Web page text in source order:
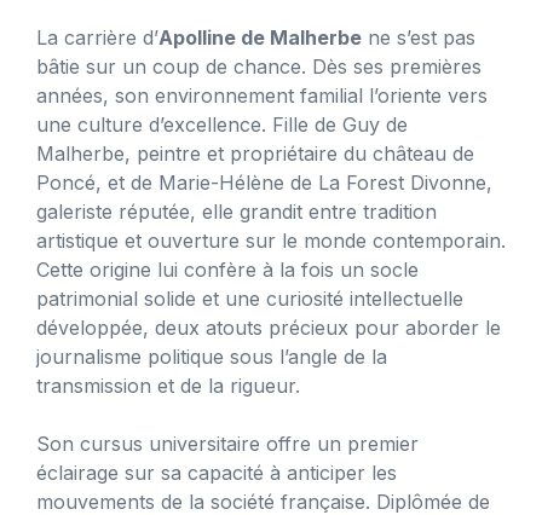
La carrière d’Apolline de Malherbe ne s’est pas
bâtie sur un coup de chance. Dès ses premières
années, son environnement familial l’oriente vers
une culture d’excellence. Fille de Guy de
Malherbe, peintre et propriétaire du château de
Poncé, et de Marie-Hélène de La Forest Divonne,
galeriste réputée, elle grandit entre tradition
artistique et ouverture sur le monde contemporain.
Cette origine lui confère à la fois un socle
patrimonial solide et une curiosité intellectuelle
développée, deux atouts précieux pour aborder le
journalisme politique sous l’angle de la
transmission et de la rigueur.
Son cursus universitaire offre un premier
éclairage sur sa capacité à anticiper les
mouvements de la société française. Diplômée de